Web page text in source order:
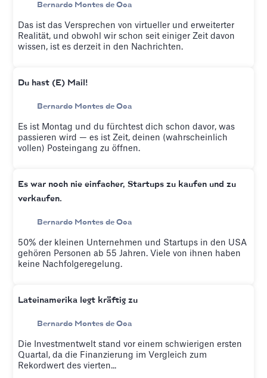
Bernardo Montes de Oca
Das ist das Versprechen von virtueller und erweiterter
Realität, und obwohl wir schon seit einiger Zeit davon
wissen, ist es derzeit in den Nachrichten.
Du hast (E) Mail!
Bernardo Montes de Oca
Es ist Montag und du fürchtest dich schon davor, was
passieren wird — es ist Zeit, deinen (wahrscheinlich
vollen) Posteingang zu öffnen.
Es war noch nie einfacher, Startups zu kaufen und zu
verkaufen.
Bernardo Montes de Oca
50% der kleinen Unternehmen und Startups in den USA
gehören Personen ab 55 Jahren. Viele von ihnen haben
keine Nachfolgeregelung.
Lateinamerika legt kräftig zu
Bernardo Montes de Oca
Die Investmentwelt stand vor einem schwierigen ersten
Quartal, da die Finanzierung im Vergleich zum
Rekordwert des vierten...